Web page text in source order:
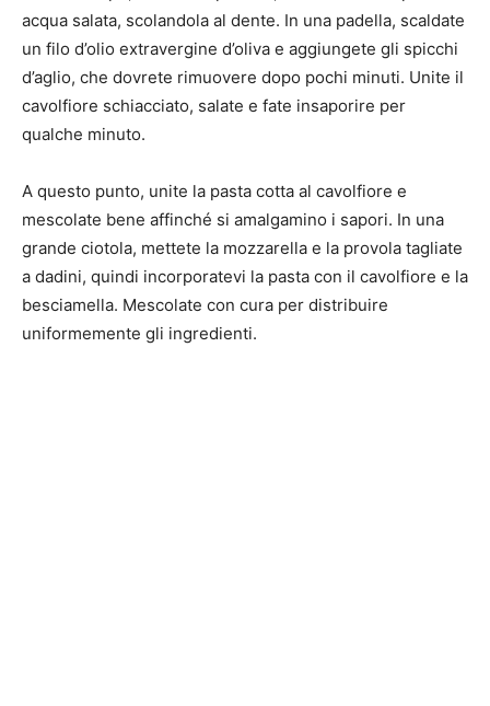
acqua salata, scolandola al dente. In una padella, scaldate
un filo d’olio extravergine d’oliva e aggiungete gli spicchi
d’aglio, che dovrete rimuovere dopo pochi minuti. Unite il
cavolfiore schiacciato, salate e fate insaporire per
qualche minuto.
A questo punto, unite la pasta cotta al cavolfiore e
mescolate bene affinché si amalgamino i sapori. In una
grande ciotola, mettete la mozzarella e la provola tagliate
a dadini, quindi incorporatevi la pasta con il cavolfiore e la
besciamella. Mescolate con cura per distribuire
uniformemente gli ingredienti.